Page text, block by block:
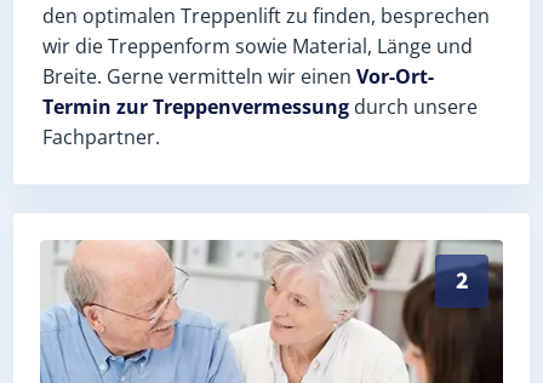
den optimalen Treppenlift zu finden, besprechen
wir die Treppenform sowie Material, Länge und
Breite. Gerne vermitteln wir einen Vor-Ort-
Termin zur Treppenvermessung durch unsere
Fachpartner.
2
Exaktes Aufmaß in Westerland (Landkreis